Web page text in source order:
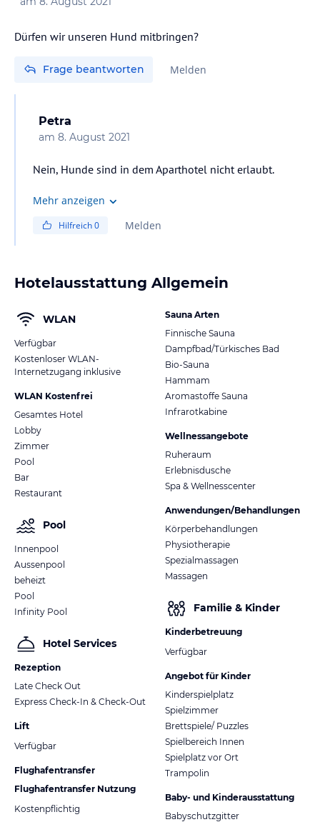
Doppelzimmer mit direktem Blick auf den Berg. Alles
Dürfen wir unseren Hund mitbringen?
Frage beantworten Melden
Petra
am 8. August 2021
Nein, Hunde sind in dem Aparthotel nicht erlaubt.
Mehr anzeigen
Hilfreich0 Melden
Hotelausstattung Allgemein
WLAN
Verfügbar
Kostenloser WLAN-
Internetzugang inklusive
WLAN Kostenfrei
Gesamtes Hotel
Lobby
Zimmer
Pool
Bar
Restaurant
Pool
Innenpool
Aussenpool
beheizt
Pool
Infinity Pool
Hotel Services
Rezeption
Late Check Out
Express Check-In & Check-Out
Lift
Verfügbar
Flughafentransfer
Flughafentransfer Nutzung
Kostenpflichtig
Sauna Arten
Finnische Sauna
Dampfbad/Türkisches Bad
Bio-Sauna
Hammam
Aromastoffe Sauna
Infrarotkabine
Wellnessangebote
Ruheraum
Erlebnisdusche
Spa & Wellnesscenter
Anwendungen/Behandlungen
Körperbehandlungen
Physiotherapie
Spezialmassagen
Massagen
Familie & Kinder
Kinderbetreuung
Verfügbar
Angebot für Kinder
Kinderspielplatz
Spielzimmer
Brettspiele/ Puzzles
Spielbereich Innen
Spielplatz vor Ort
Trampolin
Baby- und Kinderausstattung
Babyschutzgitter